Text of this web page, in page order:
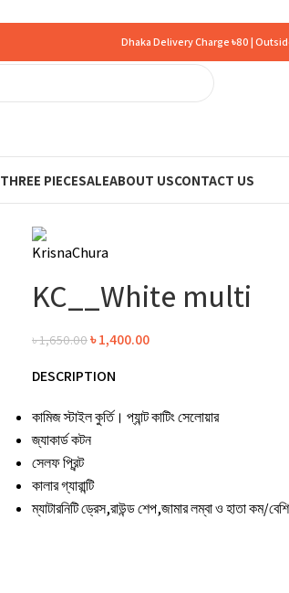
Dhaka Delivery Charge ৳80 |
THREE PIECESALEABOUT USCONTACT US
KC__White multi
৳1,650.00৳1,400.00
DESCRIPTION
কামিজ স্টাইল কুর্তি। প্যান্ট কাটিং সেলোয়ার
জ্যাকার্ডকটন
সেলফ প্রিন্ট
কালার গ্যারান্টি
ম্যাটারনিটি ড্রেস,রাউন্ড শেপ,জামার লম্বা ও হাতা কম/